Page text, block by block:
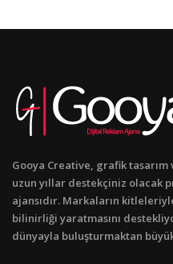
Gooya Creative, grafik
uzun yıllar destekçiniz olacak
ajansıdır. Markaların
bilinirliği yaratmasını
dünyayla buluşturmaktan